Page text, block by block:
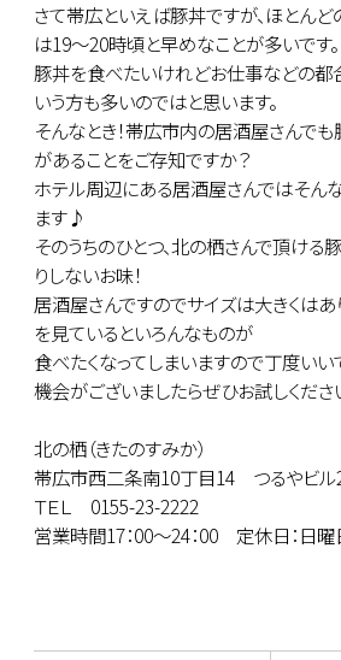
さて帯広といえば豚丼ですが、ほとん
は19～20時頃と早めなことが多いです。
豚丼を食べたいけれどお仕事などの都
いう方も多いのではと思います。
そんなとき！帯広市内の居酒屋さんで
があることをご存知ですか？
ホテル周辺にある居酒屋さんではそん
ます♪
そのうちのひとつ、北の栖さんで頂け
りしないお味！
居酒屋さんですのでサイズは大きくはあ
を見ているといろんなものが
食べたくなってしまいますので丁度い
機会がございましたらぜひお試しくださ
北の栖（きたのすみか）
帯広市西二条南10丁目14 つるやビル
ＴＥＬ 0155-23-2222
営業時間17：00～24：00 定休日：日曜